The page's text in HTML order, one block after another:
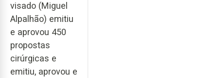
visado (Miguel
Alpalhão) emitiu
e aprovou 450
propostas
cirúrgicas e
emitiu, aprovou e